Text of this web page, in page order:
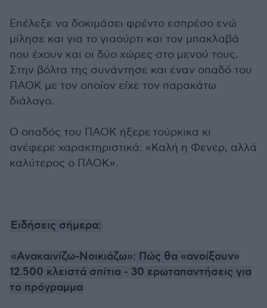
Επέλεξε να δοκιμάσει φρέντο εσπρέσο ενώ
μίλησε και για το γιαούρτι και τον μπακλαβά
που έχουν και οι δύο χώρες στο μενού τους.
Στην βόλτα της συνάντησε και έναν οπαδό του
ΠΑΟΚ με τον οποίον είχε τον παρακάτω
διάλογο.
Ο οπαδός του ΠΑΟΚ ήξερε τούρκικα κι
ανέφερε χαρακτηριστικά: «Καλή η Φενέρ, αλλά
καλύτερος ο ΠΑΟΚ».
Ειδήσεις σήμερα:
«Ανακαινίζω-Νοικιάζω»: Πώς θα «ανοίξουν»
12.500 κλειστά σπίτια - 30 ερωταπαντήσεις για
το πρόγραμμα